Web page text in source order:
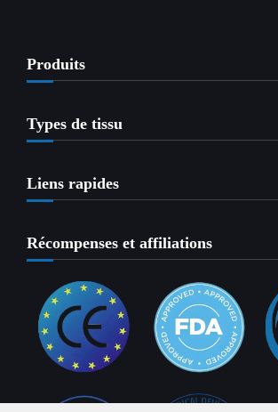
Produits
Types de tissu
Liens rapides
Récompenses et affiliations